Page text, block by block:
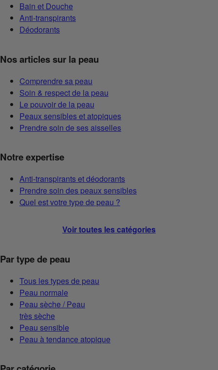
Bain et Douche
Anti-transpirants
Déodorants
Nos articles sur la peau
Comprendre sa peau
Soin & respect de la peau
Le pouvoir de la peau
Peaux sensibles et atopiques
Prendre soin de ses aisselles
Notre expertise
Anti-transpirants et déodorants
Prendre soin des peaux sensibles
Quel est votre type de peau ?
Voir toutes les catégories
Par type de peau
Tous les types de peau
Peau normale
Peau sèche / Peau
très sèche
Peau sensible
Peau à tendance atopique